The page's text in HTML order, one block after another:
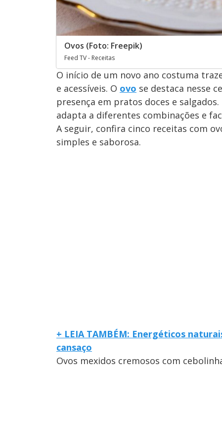
Ovos (Foto: Freepik)
Feed TV - Receitas
O início de um novo ano costuma
e acessíveis. O ovo se destaca nesse
presença em pratos doces e salgados.
adapta a diferentes combinações e
A seguir, confira cinco receitas com
simples e saborosa.
+ LEIA TAMBÉM: Energéticos
cansaço
Ovos mexidos cremosos com